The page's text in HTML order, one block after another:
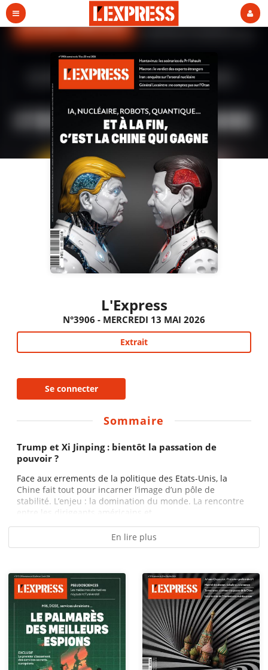
L'Express
N°3906 - MERCREDI 13 MAI 2026
Extrait
Se connecter
Sommaire
Trump et Xi Jinping : bientôt la passation de
pouvoir ?
Face aux errements de la politique des Etats-Unis, la
Chine fait tout pour incarner l’image d’un pôle de
stabilité. L’enjeu : la domination du monde. La rencontre
entre les dirigeants américains et...
En lire plus